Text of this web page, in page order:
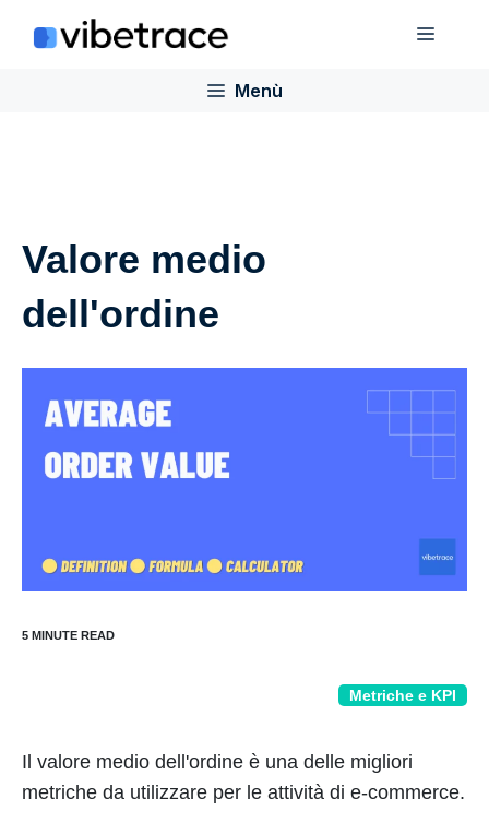
Menù
Menù
Valore medio
dell'ordine
Metriche e KPI
Il valore medio dell'ordine è una delle migliori
metriche da utilizzare per le attività di e-commerce.